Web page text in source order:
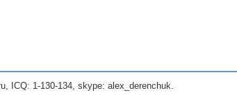
1-130-134, skype: alex_derenchuk.